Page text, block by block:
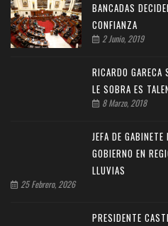
BANCADAS
CONFIANZA
2 Junio, 2019
RICARDO GARECA
LE SOBRA ES
8 Marzo, 2018
JEFA DE
GOBIERNO EN
LLUVIAS
25 Febrero, 2026
PRESIDENTE